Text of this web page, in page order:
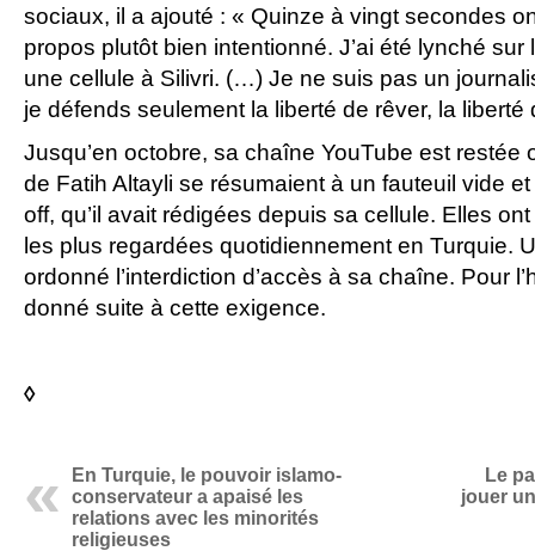
sociaux, il a ajouté : « Quinze à vingt secondes
propos plutôt bien intentionné. J’ai été lynché
une cellule à Silivri. (…) Je ne suis pas un
je défends seulement la liberté de rêver, la liberté
Jusqu’en octobre, sa chaîne YouTube est restée
de Fatih Altayli se résumaient à un fauteuil vide
off, qu’il avait rédigées depuis sa cellule. Elles
les plus regardées quotidiennement en Turquie.
ordonné l’interdiction d’accès à sa chaîne. Pour
donné suite à cette exigence.
◊
En Turquie, le pouvoir islamo-
conservateur a apaisé les
relations avec les minorités
religieuses
Le
jouer